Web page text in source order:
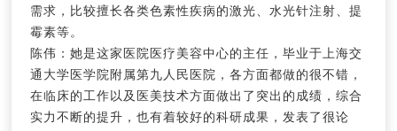
需求，比较擅长各类色素性疾病的激光、水光针注射、提
霉素等。
陈伟：她是这家医院医疗美容中心的主任，毕业于上海交
通大学医学院附属第九人民医院，各方面都做的很不错，
在临床的工作以及医美技术方面做出了突出的成绩，综合
实力不断的提升，也有着较好的科研成果，发表了很论